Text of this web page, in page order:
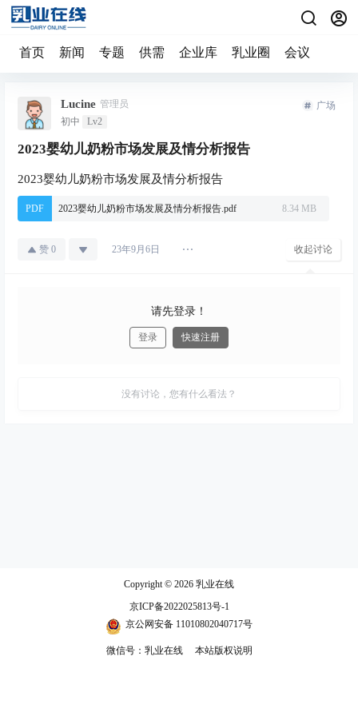
首页 新闻 专题 供需 企业库 乳业圈 会议
Lucine 管理员
初中
Lv2
广场
2023婴幼儿奶粉市场发展及情分析报告
2023婴幼儿奶粉市场发展及情分析报告
PDF 2023婴幼儿奶粉市场发展及情分析报告.pdf 8.34 MB
赞 0 23年9月6日 收起讨论
请先登录！
登录 快速注册
没有讨论，您有什么看法？
Copyright © 2026 乳业在线
京ICP备2022025813号-1
京公网安备 11010802040717号
微信号：乳业在线 本站版权说明